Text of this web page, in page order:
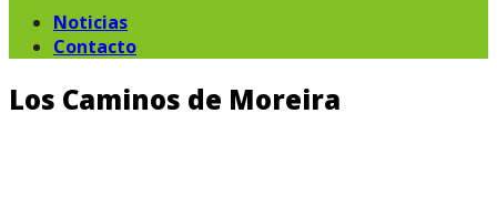
Noticias
Contacto
Los Caminos de Moreira